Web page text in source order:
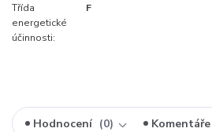
Třída
energetické
účinnosti:
F
Hodnocení 0 Komentáře